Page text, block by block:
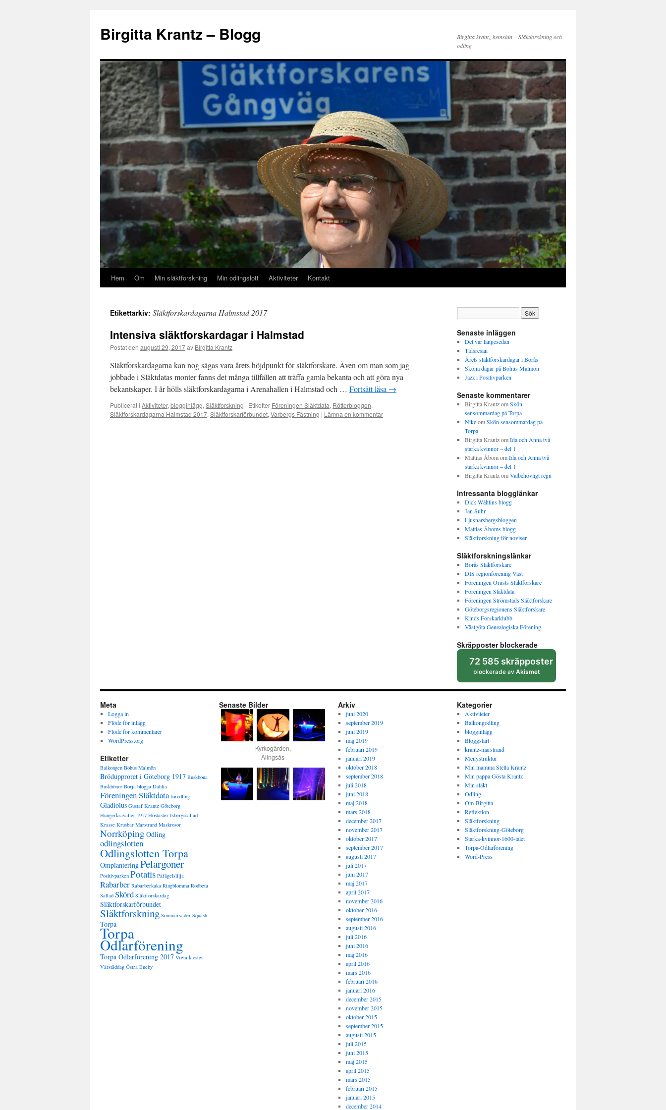
innehåll
Birgitta Krantz – Blogg
Birgitta krantz hemsida – Släktforskning och
odling
Hem Om Min släktforskning Min odlingslott Aktiviteter Kontakt
Etikettarkiv: Släktforskardagarna Halmstad 2017
Intensiva släktforskardagar i Halmstad
Postat den augusti 29, 2017av Birgitta Krantz
Släktforskardagarna kan nog sägas vara årets höjdpunkt för släktforskare. Även om man som jag
jobbade i Släktdatas monter fanns det många tillfällen att träffa gamla bekanta och att göra nya
bekantskaper. I år hölls släktforskardagarna i Arenahallen i Halmstad och … Fortsätt läsa →
Publicerat i Aktiviteter, blogginlägg, Släktforskning | Etiketter Föreningen Släktdata, Rötterbloggen,
Släktforskardagarna Halmstad 2017, Släktforskarförbundet, Varbergs Fästning | Lämna en kommentar
Senaste inläggen
Det var längesedan
Tidsresan
Årets släktforskardagar i Borås
Sköna dagar på Bohus Malmön
Jazz i Positivparken
Senaste kommentarer
Birgitta KrantzomSkön
sensommardag på Torpa
NikeomSkön sensommardag på
Torpa
Birgitta KrantzomIda och Anna två
starka kvinnor – del 1
Mattias ÅbomomIda och Anna två
starka kvinnor – del 1
Birgitta KrantzomVälbehövligt regn
Intressanta blogglänkar
Dick Wåhlins blogg
Jan Suhr
Ljusnarsbergsbloggen
Mattias Åboms blogg
Släktforskning för noviser
Släktforskningslänkar
Borås Släktforskare
DIS regionförening Väst
Föreningen Orusts Släktforskare
Föreningen Släktdata
Föreningen Strömstads Släktforskare
Göteborgsregionens Släktforskare
Kinds Forskarklubb
Västgöta Genealogiska Förening
Skräpposter blockerade
72 585 skräpposter
blockerade av Akismet
Meta
Logga in
Flöde för inlägg
Flöde för kommentarer
WordPress.org
Etiketter
Balkongen Bohus Malmön
Brödupproret i Göteborg 1917 Buskböna
Buskbönor Börja blogga Dahlia
Föreningen Släktdata förodling
Gladiolus Gustaf Krantz Göteborg
Hungerkravaller 1917 Höstaster Isbergssallad
Krasse Krusbär Marstrand Maskrosor
Norrköping Odling
odlingslotten
Odlingslotten Torpa
OmplanteringPelargoner
Positivparken Potatis Påfågelslilja
Rabarber Rabarberkaka Ringblomma Rödbeta
Sallad Skörd Släktforskardag
Släktforskarförbundet
Släktforskning Sommarväder Squash
Torpa
Torpa
Odlarförening
Torpa Odlarförening 2017 Vreta kloster
Vårstäddag Östra Eneby
Senaste Bilder
Kyrkogården,
Alingsås
Arkiv
juni 2020
september 2019
juni 2019
maj 2019
februari 2019
januari 2019
oktober 2018
september 2018
juli 2018
juni 2018
maj 2018
mars 2018
december 2017
november 2017
oktober 2017
september 2017
augusti 2017
juli 2017
juni 2017
maj 2017
april 2017
november 2016
oktober 2016
september 2016
augusti 2016
juli 2016
juni 2016
maj 2016
april 2016
mars 2016
februari 2016
januari 2016
december 2015
november 2015
oktober 2015
september 2015
augusti 2015
juli 2015
juni 2015
maj 2015
april 2015
mars 2015
februari 2015
januari 2015
december 2014
Kategorier
Aktiviteter
Balkongodling
blogginlägg
Bloggstart
krantz-marstrand
Menystruktur
Min mamma Stella Krantz
Min pappa Gösta Krantz
Min släkt
Odling
Om-Birgitta
Reflektion
Släktforskning
Släktforskning-Göteborg
Starka-kvinnor-1600-talet
Torpa-Odlarförening
Word-Press